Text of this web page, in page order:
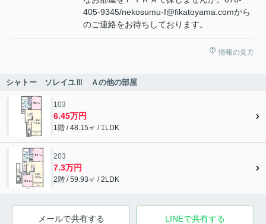
405-9345/nekosumu-f@fikatoyama.comから
のご連絡をお待ちしております。
情報の見方
シャトー ソレイユⅢ Ａの他の部屋
103
6.45万円
1階 / 48.15㎡ / 1LDK
203
7.3万円
2階 / 59.93㎡ / 2LDK
メールで共有する LINEで共有する